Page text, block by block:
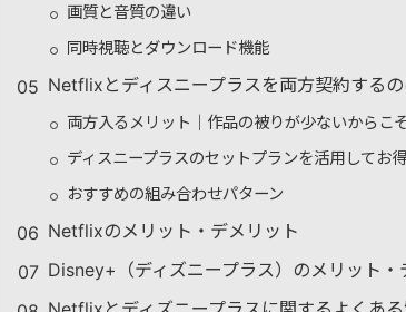
画質と音質の違い
同時視聴とダウンロード機能
Netflixとディスニープラスを両方契約するの
両方入るメリット｜作品の被りが少ないからこ
ディスニープラスのセットプランを活用してお
おすすめの組み合わせパターン
Netflixのメリット・デメリット
Disney+（ディズニープラス）のメリット・